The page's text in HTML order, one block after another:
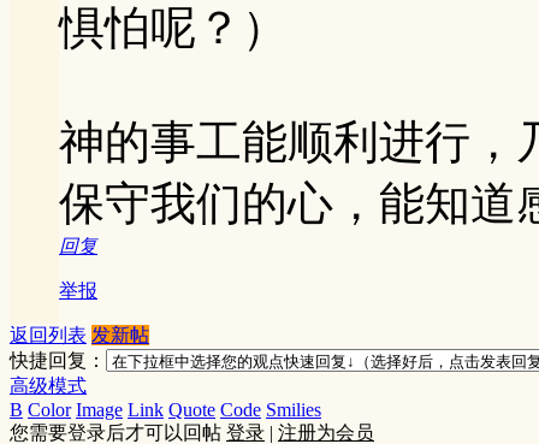
惧怕呢？）
神的事工能顺利进行，
保守我们的心，能知道
回复
举报
返回列表 发新帖
快捷回复：
高级模式
B Color Image Link Quote Code Smilies
您需要登录后才可以回帖 登录 | 注册为会员